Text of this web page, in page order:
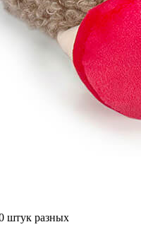
штук разных